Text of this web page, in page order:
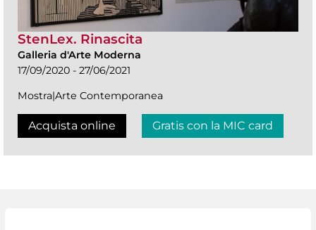
StenLex. Rinascita
Galleria d'Arte Moderna
17/09/2020 - 27/06/2021
Mostra|Arte Contemporanea
Acquista online Gratis con la MIC card